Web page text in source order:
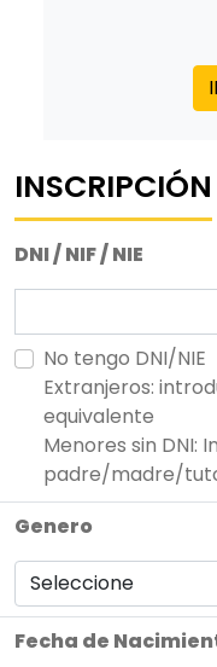
INSCRIPCIÓN
DNI / NIF / NIE
No tengo DNI/NIE
Extranjeros:
equivalente
Menores sin DNI:
padre/madre/
Genero
Fecha de